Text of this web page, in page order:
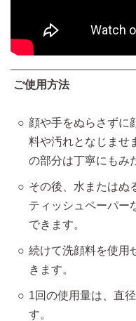
ご使用方法
顔や手をぬらさずに
料や汚れとなじませ
の部分は丁寧にもみ
その後、水またはぬ
ティッシュペーパー
できます。
続けて洗顔料を使用
きます。
1回の使用量は、直
す。